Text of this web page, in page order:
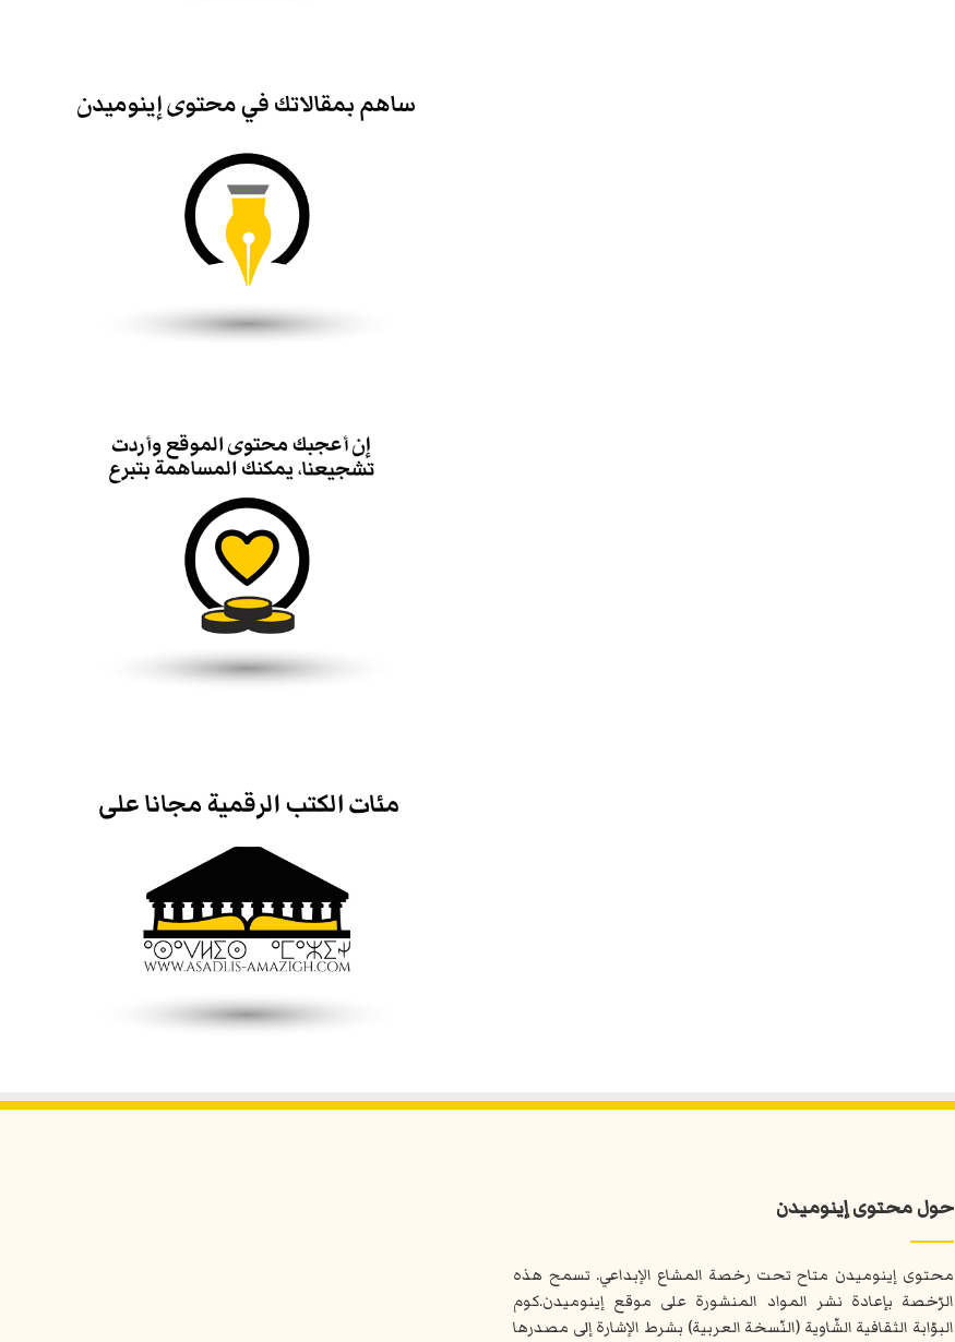
حول محتوى إينوميدن
محتوى إينوميدن متاح تحت رخصة المشاع الإبداعي. تسمح هذه
الرّخصة بإعادة نشر المواد المنشورة على موقع إينوميدن.كوم
البوّابة الثقافية الشّاوية (النّسخة العربية) بشرط الإشارة إلى مصدرها